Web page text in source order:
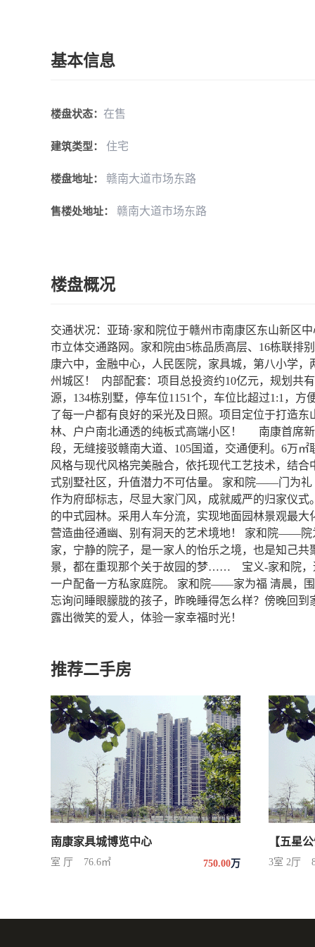
基本信息
楼盘状态： 在售
建筑类型： 住宅
楼盘地址： 赣南大道市场东路
售楼处地址： 赣南大道市场东路
楼盘概况
交通状况：亚琦·家和院位于赣州市南康区东山新区
市立体交通路网。家和院由5栋品质高层、16栋联排
康六中，金融中心，人民医院，家具城，第八小学
州城区！ 内部配套：项目总投资约10亿元，规划共
源，134栋别墅，停车位1151个，车位比超过1:1，
了每一户都有良好的采光及日照。项目定位于打造
林、户户南北通透的纯板式高端小区！ 南康首席
段，无缝接驳赣南大道、105国道，交通便利。6万
风格与现代风格完美融合，依托现代工艺技术，结
式别墅社区，升值潜力不可估量。 家和院——门为礼
作为府邸标志，尽显大家门风，成就威严的归家仪
的中式园林。采用人车分流，实现地面园林景观最
营造曲径通幽、别有洞天的艺术境地！ 家和院——
家，宁静的院子，是一家人的怡乐之境，也是知己
景，都在重现那个关于故园的梦…… 宝义-家和院，
一户配备一方私家庭院。 家和院——家为福 清晨，
忘询问睡眼朦胧的孩子，昨晚睡得怎么样？傍晚回
露出微笑的爱人，体验一家幸福时光！
推荐二手房
南康家具城博览中心
室 厅 76.6㎡ 750.00万 3室 2厅